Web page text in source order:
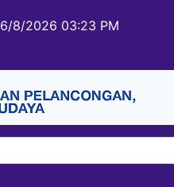
6/8/2026 03:23 PM